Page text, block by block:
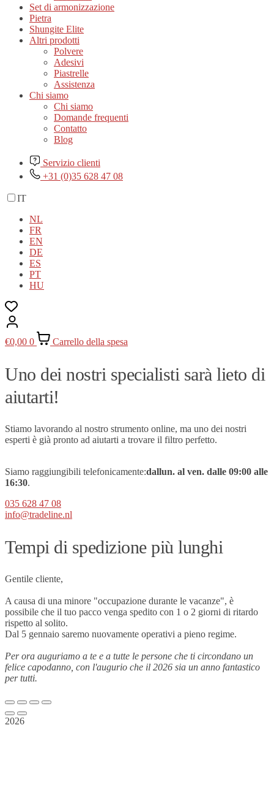
Set di armonizzazione
Pietra
Shungite Elite
Altri prodotti
Polvere
Adesivi
Piastrelle
Assistenza
Chi siamo
Chi siamo
Domande frequenti
Contatto
Blog
Servizio clienti
+31 (0)35 628 47 08
IT
NL
FR
EN
DE
ES
PT
HU
€0,00 0 Carrello della spesa
Uno dei nostri specialisti sarà lieto di
aiutarti!
Stiamo lavorando al nostro strumento online, ma uno dei nostri
esperti è già pronto ad aiutarti a trovare il filtro perfetto.
Siamo raggiungibili telefonicamente:dallun. al ven. dalle 09:00 alle
16:30.
035 628 47 08
info@tradeline.nl
Tempi di spedizione più lunghi
Gentile cliente,
A causa di una minore "occupazione durante le vacanze", è
possibile che il tuo pacco venga spedito con 1 o 2 giorni di ritardo
rispetto al solito.
Dal 5 gennaio saremo nuovamente operativi a pieno regime.
Per ora auguriamo a te e a tutte le persone che ti circondano un
felice capodanno, con l'augurio che il 2026 sia un anno fantastico
per tutti.
2026